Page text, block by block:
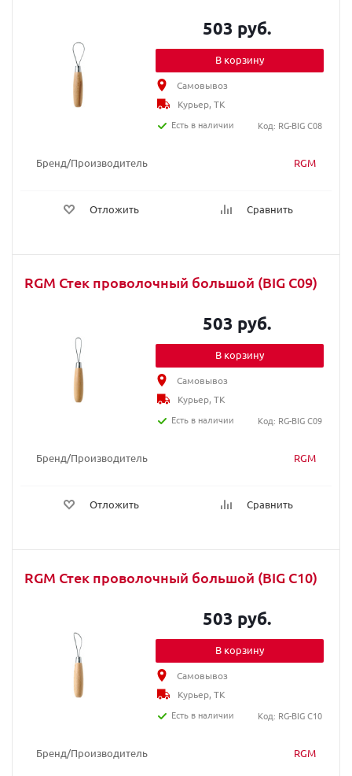
Бренд/Производитель RGM
Отложить Сравнить
503 руб.
В корзину
Самовывоз
Курьер, ТК
Есть в наличии
Код: RG-BIG C08
RGM Стек проволочный большой (BIG C09)
Бренд/Производитель RGM
Отложить Сравнить
503 руб.
В корзину
Самовывоз
Курьер, ТК
Есть в наличии
Код: RG-BIG C09
RGM Стек проволочный большой (BIG C10)
Бренд/Производитель RGM
503 руб.
В корзину
Самовывоз
Курьер, ТК
Есть в наличии
Код: RG-BIG C10